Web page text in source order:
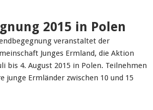
2015 in Polen
veranstaltet der
Junges Ermland, die Aktion
bis 4. August 2015 in Polen. Teilnehmen
junge Ermländer zwischen 10 und 15